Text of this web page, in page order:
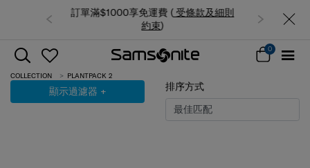
夏日限時優惠: 精選行李箱低至6折
受條款及細則
0
COLLECTION PLANTPACK 2
顯示過濾器 + 排序方式